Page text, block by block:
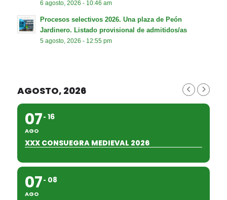
6 agosto, 2026 - 10:46 am
Procesos selectivos 2026. Una plaza de Peón
Jardinero. Listado provisional de admitidos/as
5 agosto, 2026 - 12:55 pm
AGOSTO, 2026
07
AGO
16
XXX CONSUEGRA MEDIEVAL 2026
07
AGO
08